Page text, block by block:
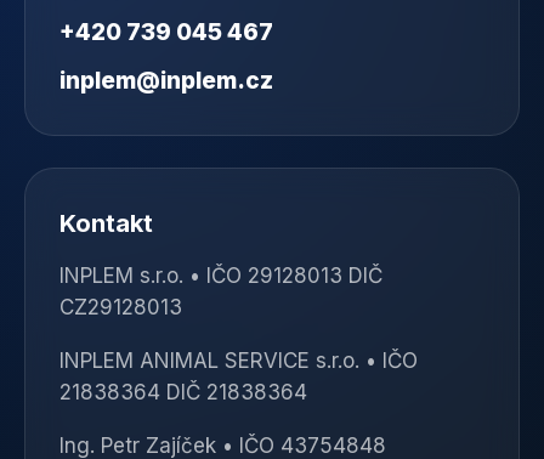
+420 739 045 467
inplem@inplem.cz
Kontakt
INPLEM s.r.o. • IČO 29128013 DIČ
CZ29128013
INPLEM ANIMAL SERVICE s.r.o. • IČO
21838364 DIČ 21838364
Ing. Petr Zajíček • IČO 43754848